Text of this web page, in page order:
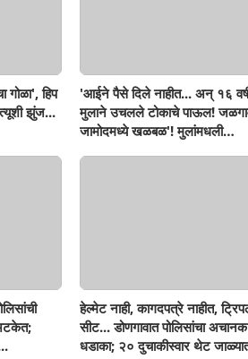
गोळा', हिप
झुंज...
'आईने पैसे दिले नाहीत... अन् १६
मुलाने उचलले टोकाचे पाऊल!
जामोदमध्ये खळबळ'! मुलांमधली
हेल्मेट नाही, कागदपत्रे नाहीत,
सीट... डोणगावात पोलिसांचा अचानक
धडाका; २० दुचाकीस्वार थेट